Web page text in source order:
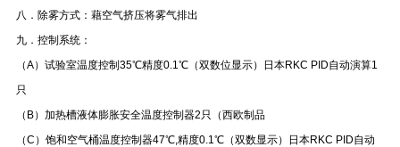
八．除雾方式：藉空气挤压将雾气排出
九．控制系统：
（A）试验室温度控制35℃精度0.1℃（双数位显示）日本RKC PID自动演算1
只
（B）加热槽液体膨胀安全温度控制器2只（西欧制品
（C）饱和空气桶温度控制器47℃,精度0.1℃（双数显示）日本RKC PID自动